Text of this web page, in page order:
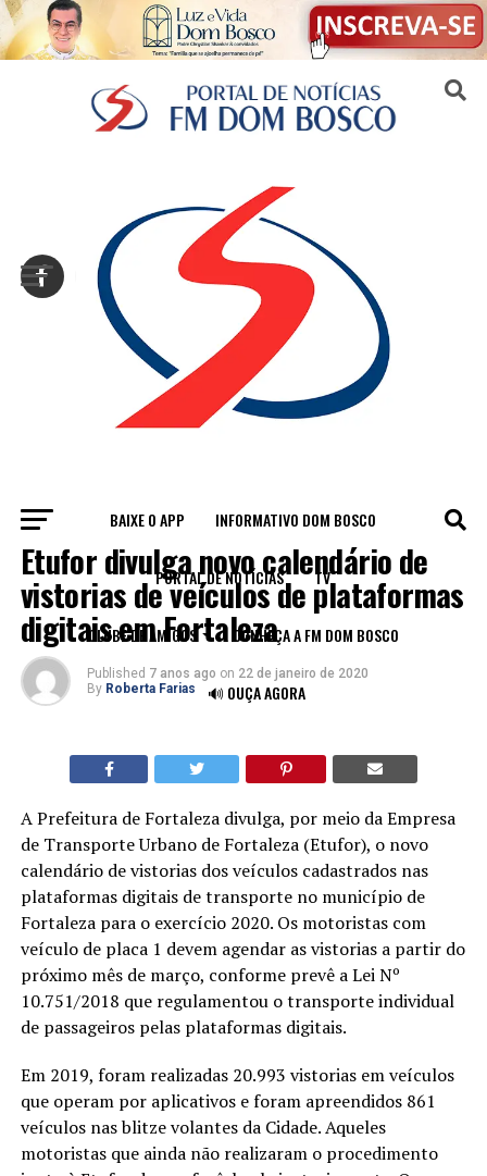
BAIXE O APP INFORMATIVO DOM BOSCO
PORTAL DE NOTÍCIAS TV
CLUBE DE AMIGOS CONHEÇA A FM DOM BOSCO
🔊 OUÇA AGORA
NOTÍCIAS
Etufor divulga novo calendário de
vistorias de veículos de plataformas
digitais em Fortaleza
Published 7 anos ago on 22 de janeiro de 2020
By Roberta Farias
A Prefeitura de Fortaleza divulga, por meio da Empresa
de Transporte Urbano de Fortaleza (Etufor), o novo
calendário de vistorias dos veículos cadastrados nas
plataformas digitais de transporte no município de
Fortaleza para o exercício 2020. Os motoristas com
veículo de placa 1 devem agendar as vistorias a partir do
próximo mês de março, conforme prevê a Lei Nº
10.751/2018 que regulamentou o transporte individual
de passageiros pelas plataformas digitais.
Em 2019, foram realizadas 20.993 vistorias em veículos
que operam por aplicativos e foram apreendidos 861
veículos nas blitze volantes da Cidade. Aqueles
motoristas que ainda não realizaram o procedimento
Sair da versão mobile